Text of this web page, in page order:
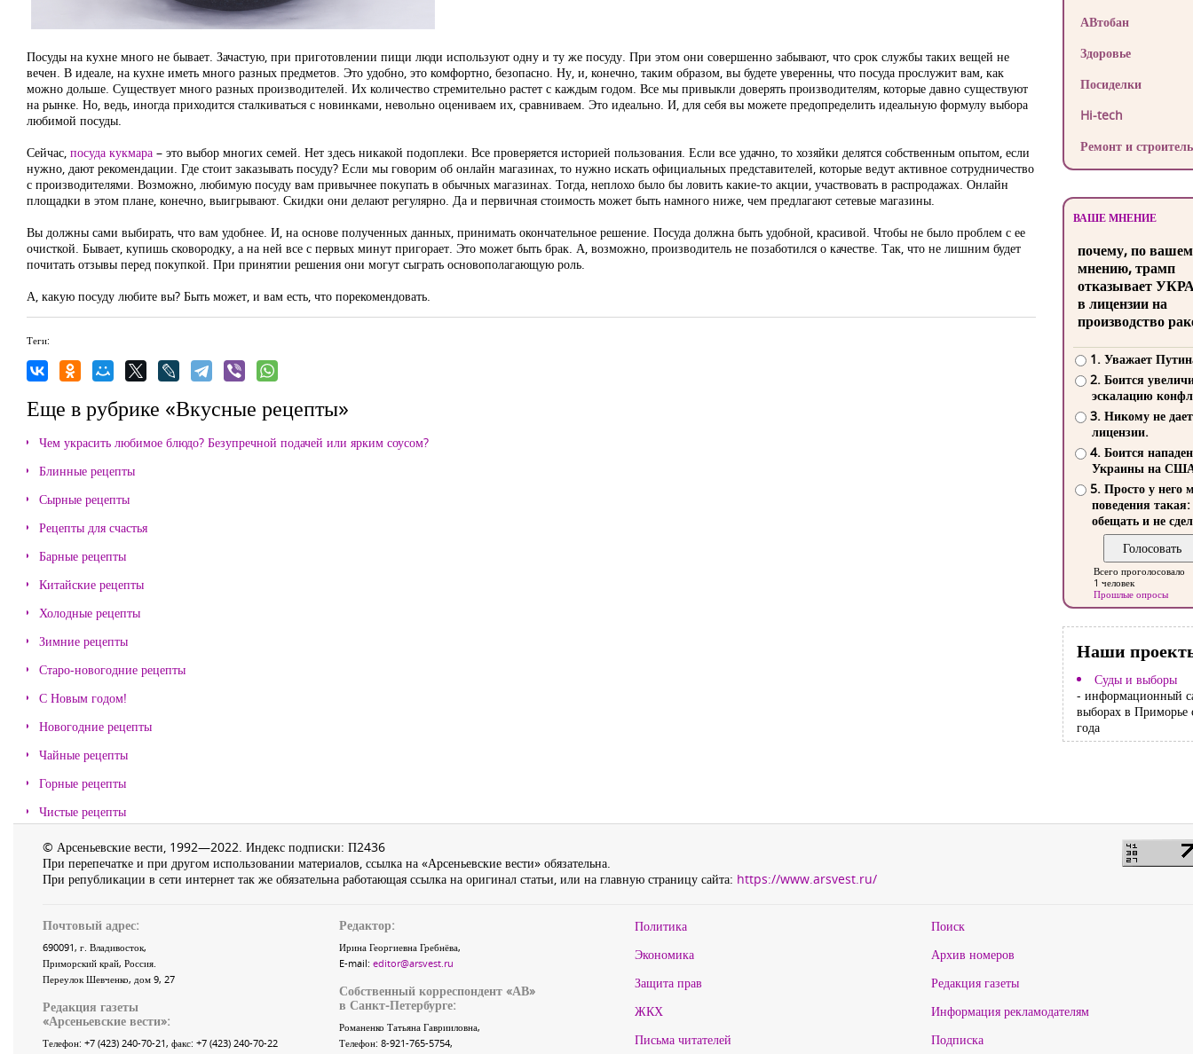
Посуды на кухне много не бывает. Зачастую, при приготовлении пищи люди используют одну и ту же посуду. При этом они совершенно забывают, что срок службы таких вещей не
вечен. В идеале, на кухне иметь много разных предметов. Это удобно, это комфортно, безопасно. Ну, и, конечно, таким образом, вы будете уверенны, что посуда прослужит вам, как
можно дольше. Существует много разных производителей. Их количество стремительно растет с каждым годом. Все мы привыкли доверять производителям, которые давно существуют
на рынке. Но, ведь, иногда приходится сталкиваться с новинками, невольно оцениваем их, сравниваем. Это идеально. И, для себя вы можете предопределить идеальную формулу выбора
любимой посуды.
Сейчас, посуда кукмара – это выбор многих семей. Нет здесь никакой подоплеки. Все проверяется историей пользования. Если все удачно, то хозяйки делятся собственным опытом, если
нужно, дают рекомендации. Где стоит заказывать посуду? Если мы говорим об онлайн магазинах, то нужно искать официальных представителей, которые ведут активное сотрудничество
с производителями. Возможно, любимую посуду вам привычнее покупать в обычных магазинах. Тогда, неплохо было бы ловить какие-то акции, участвовать в распродажах. Онлайн
площадки в этом плане, конечно, выигрывают. Скидки они делают регулярно. Да и первичная стоимость может быть намного ниже, чем предлагают сетевые магазины.
Вы должны сами выбирать, что вам удобнее. И, на основе полученных данных, принимать окончательное решение. Посуда должна быть удобной, красивой. Чтобы не было проблем с ее
очисткой. Бывает, купишь сковородку, а на ней все с первых минут пригорает. Это может быть брак. А, возможно, производитель не позаботился о качестве. Так, что не лишним будет
почитать отзывы перед покупкой. При принятии решения они могут сыграть основополагающую роль.
А, какую посуду любите вы? Быть может, и вам есть, что порекомендовать.
Теги:
Еще в рубрике «Вкусные рецепты»
Чем украсить любимое блюдо? Безупречной подачей или ярким соусом?
Блинные рецепты
Сырные рецепты
Рецепты для счастья
Барные рецепты
Китайские рецепты
Холодные рецепты
Зимние рецепты
Старо-новогодние рецепты
С Новым годом!
Новогодние рецепты
Чайные рецепты
Горные рецепты
Чистые рецепты
АВтобан
Здоровье
Посиделки
Hi-tech
Ремонт и
ВАШЕ МНЕНИЕ
почему, по
мнению, трамп
отказывает
в лицензии на
производство
1. Уважает
2. Боится
эскалацию
3. Никому не
лицензии.
4. Боится
Украины на
5. Просто у него
поведения такая:
обещать и не
Всего проголосовало
1 человек
Прошлые опросы
Наши
Суды и выборы
- информационный
выборах в Приморье
года
© Арсеньевские вести, 1992—2022. Индекс подписки: П2436
При перепечатке и при другом использовании материалов, ссылка на «Арсеньевские вести» обязательна.
При републикации в сети интернет так же обязательна работающая ссылка на оригинал статьи, или на главную страницу сайта: https://www.arsvest.ru/
Почтовый адрес:
690091, г. Владивосток,
Приморский край, Россия
Переулок Шевченко, дом 9, 27
Редакция газеты
«Арсеньевские вести»:
Телефон: +7 (423) 240-70-21, факс: +7 (423) 240-70-22
Редактор:
Ирина Георгиевна Гребнёва,
E-mail: editor@arsvest.ru
Собственный корреспондент «АВ»
в Санкт-Петербурге:
Романенко Татьяна Гаврииловна,
Телефон: 8-921-765-5754,
Политика
Экономика
Защита прав
ЖКХ
Письма читателей
Поиск
Архив номеров
Редакция газеты
Информация рекламодателям
Подписка